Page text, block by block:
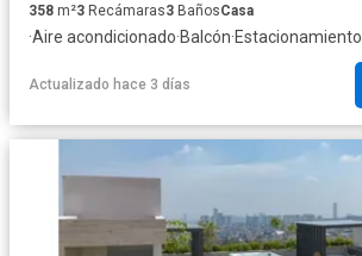
358 m²3 Recámaras3 BañosCasa
·Aire acondicionado·Balcón·Estacionamiento
Actualizado hace 3 días